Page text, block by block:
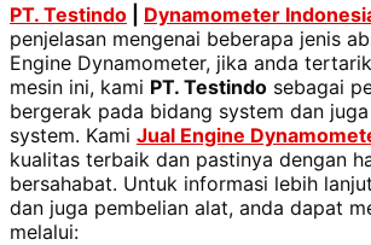
PT. Testindo
Dynamometer
penjelasan mengenai beberapa jenis
Engine Dynamometer, jika anda
mesin ini, kami PT. Testindo sebagai
bergerak pada bidang system dan
system. Kami Jual Engine
kualitas terbaik dan pastinya dengan
bersahabat. Untuk informasi lebih
dan juga pembelian alat, anda dapat
melalui: